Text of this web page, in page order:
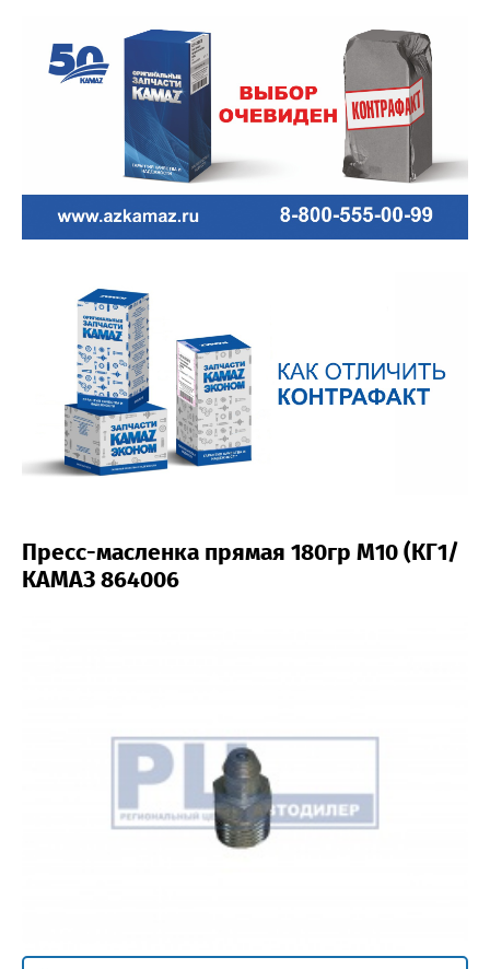
Пресс-масленка прямая 180гр М10 (КГ1/
КАМАЗ 864006